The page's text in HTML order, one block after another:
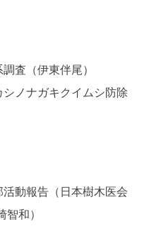
査（伊東伴尾）
ノナガキクイムシ防除
動報告（日本樹木医会
和）